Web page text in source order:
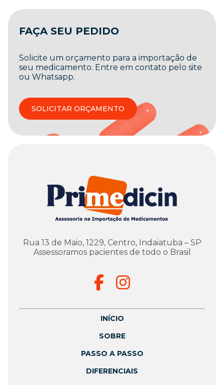
FAÇA SEU PEDIDO
Solicite um orçamento para a importação de
seu medicamento. Entre em contato pelo site
ou Whatsapp.
SOLICITAR ORÇAMENTO
Rua 13 de Maio, 1229, Centro, Indaiatuba – SP
Assessoramos pacientes de todo o Brasil
INÍCIO
SOBRE
PASSO A PASSO
DIFERENCIAIS